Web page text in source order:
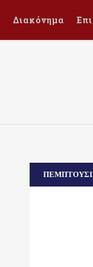
Διακόνημα